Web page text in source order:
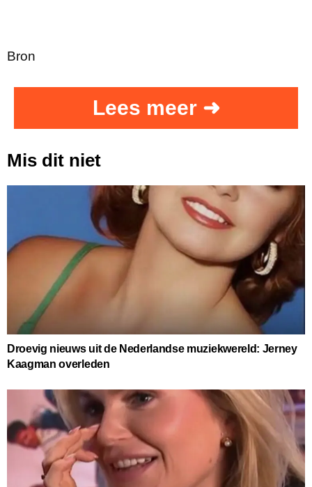
Bron
Lees meer ➜
Mis dit niet
Droevig nieuws uit de Nederlandse muziekwereld: Jerney
Kaagman overleden